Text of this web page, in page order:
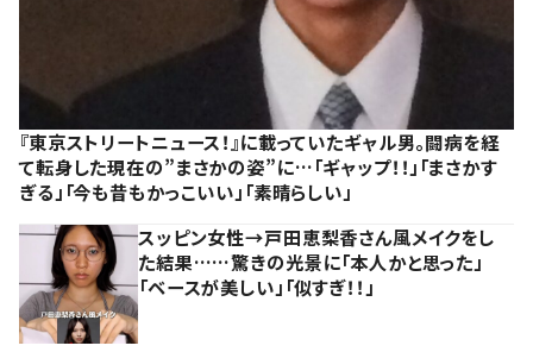
『東京ストリートニュース！』に載っていたギャル男。闘病を経
て転身した現在の”まさかの姿”に…「ギャップ！！」「まさかす
ぎる」「今も昔もかっこいい」「素晴らしい」
スッピン女性→戸田恵梨香さん風メイクをし
た結果……驚きの光景に「本人かと思った」
「ベースが美しい」「似すぎ！！」